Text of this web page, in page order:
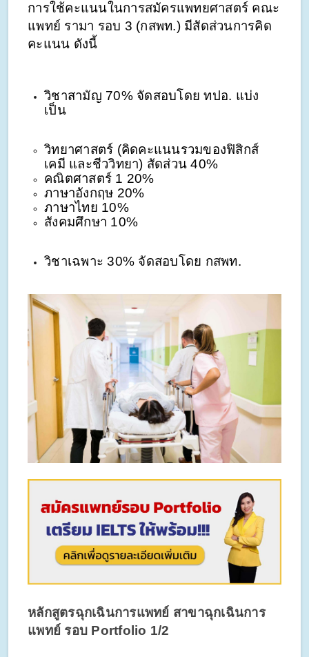
การใช้คะแนนในการสมัครแพทยศาสตร์ คณะ
แพทย์ รามา รอบ 3 (กสพท.) มีสัดส่วนการคิด
คะแนน ดังนี้
วิชาสามัญ 70% จัดสอบโดย ทปอ. แบ่ง
เป็น
วิทยาศาสตร์ (คิดคะแนนรวมของฟิสิกส์
เคมี และชีววิทยา) สัดส่วน 40%
คณิตศาสตร์ 1 20%
ภาษาอังกฤษ 20%
ภาษาไทย 10%
สังคมศึกษา 10%
วิชาเฉพาะ 30% จัดสอบโดย กสพท.
หลักสูตรฉุกเฉินการแพทย์ สาขาฉุกเฉินการ
แพทย์ รอบ Portfolio 1/2